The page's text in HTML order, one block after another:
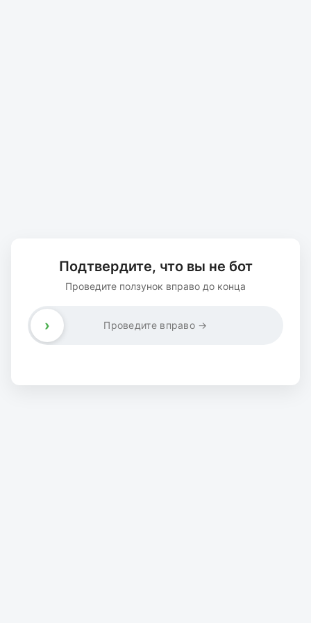
Подтвердите, что вы не бот
Проведите ползунок вправо до конца
Проведите вправо →
›